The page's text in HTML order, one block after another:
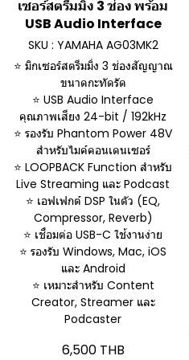
เซอร์สตรีมมิ่ง 3 ช่อง พร้อม
USB Audio Interface
SKU : YAMAHA AG03MK2
⭐ มิกเซอร์สตรีมมิ่ง 3 ช่องสัญญาณ
ขนาดกะทัดรัด
⭐ USB Audio Interface
คุณภาพเสียง 24-bit / 192kHz
⭐ รองรับ Phantom Power 48V
สำหรับไมค์คอนเดนเซอร์
⭐ LOOPBACK Function สำหรับ
Live Streaming และ Podcast
⭐ เอฟเฟกต์ DSP ในตัว (EQ,
Compressor, Reverb)
⭐ เชื่อมต่อ USB-C ใช้งานง่าย
⭐ รองรับ Windows, Mac, iOS
และ Android
⭐ เหมาะสำหรับ Content
Creator, Streamer และ
Podcaster
6,500 THB